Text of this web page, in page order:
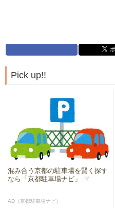
Pick up!!
混み合う京都の駐車場を賢く探す
なら「京都駐車場ナビ」
AD（京都駐車場ナビ）